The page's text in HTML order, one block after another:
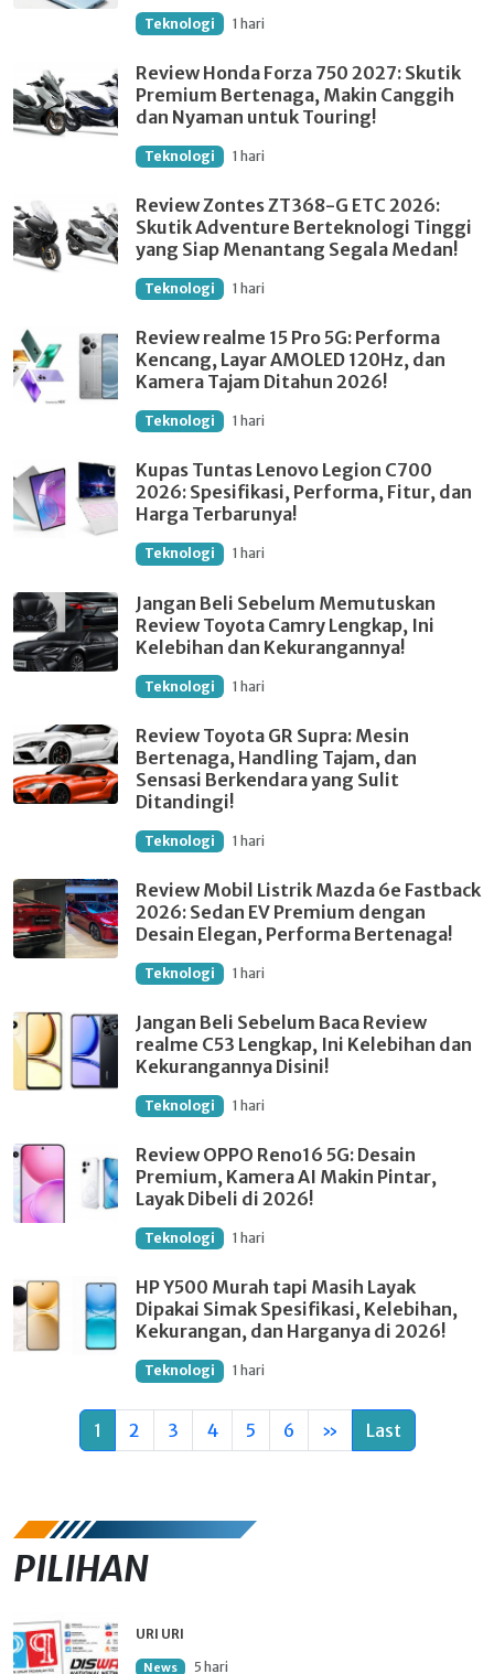
Teknologi 1 hari
Review Honda Forza 750 2027: Skutik
Premium Bertenaga, Makin Canggih
dan Nyaman untuk Touring!
Teknologi 1 hari
Review Zontes ZT368-G ETC 2026:
Skutik Adventure Berteknologi Tinggi
yang Siap Menantang Segala Medan!
Teknologi 1 hari
Review realme 15 Pro 5G: Performa
Kencang, Layar AMOLED 120Hz, dan
Kamera Tajam Ditahun 2026!
Teknologi 1 hari
Kupas Tuntas Lenovo Legion C700
2026: Spesifikasi, Performa, Fitur, dan
Harga Terbarunya!
Teknologi 1 hari
Jangan Beli Sebelum Memutuskan
Review Toyota Camry Lengkap, Ini
Kelebihan dan Kekurangannya!
Teknologi 1 hari
Review Toyota GR Supra: Mesin
Bertenaga, Handling Tajam, dan
Sensasi Berkendara yang Sulit
Ditandingi!
Teknologi 1 hari
Review Mobil Listrik Mazda 6e Fastback
2026: Sedan EV Premium dengan
Desain Elegan, Performa Bertenaga!
Teknologi 1 hari
Jangan Beli Sebelum Baca Review
realme C53 Lengkap, Ini Kelebihan dan
Kekurangannya Disini!
Teknologi 1 hari
Review OPPO Reno16 5G: Desain
Premium, Kamera AI Makin Pintar,
Layak Dibeli di 2026!
Teknologi 1 hari
HP Y500 Murah tapi Masih Layak
Dipakai Simak Spesifikasi, Kelebihan,
Kekurangan, dan Harganya di 2026!
Teknologi 1 hari
1 2 3 4 5 6 » Last
PILIHAN
URI URI
News 5 hari